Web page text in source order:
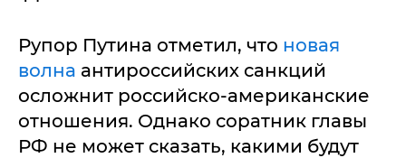
Рупор Путина отметил, что новая
волна антироссийских санкций
осложнит российско-американские
отношения. Однако соратник главы
РФ не может сказать, какими будут